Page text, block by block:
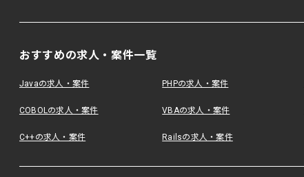
おすすめの求人・案件一覧
Javaの求人・案件 PHPの求人・案件
COBOLの求人・案件 VBAの求人・案件
C++の求人・案件 Railsの求人・案件